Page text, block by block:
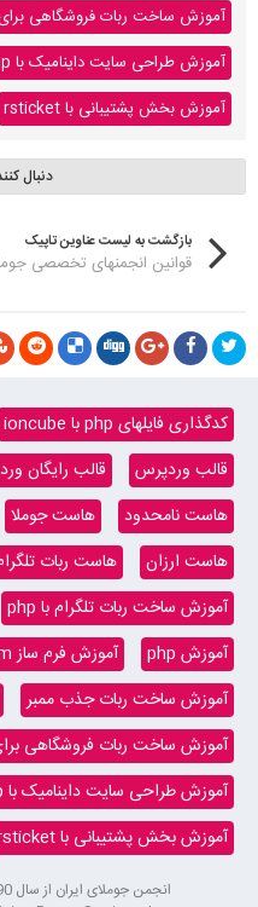
آموزش ساخت ربات فروشگاهی
آموزش طراحی سایت داینامیک با php
آموزش بخش پشتیبانی با rsticket
دنبال
بازگشت به لیست عناوین تاپیک
قوانین انجمنهای تخصصی
کدگذاری فایلهای php با ioncube
قالب وردپرس
قالب رایگان
هاست نامحدود
هاست جوملا
هاست ارزان
هاست ربات
آموزش ساخت ربات تلگرام با php
آموزش php
آموزش فرم ساز RSform
آموزش ساخت ربات جذب ممبر
آموزش ساخت ربات فروشگاهی
آموزش طراحی سایت داینامیک با php
آموزش بخش پشتیبانی با rsticket
انجمن جوملای ایران از سال 1390 - تلفن تماس 02165399984